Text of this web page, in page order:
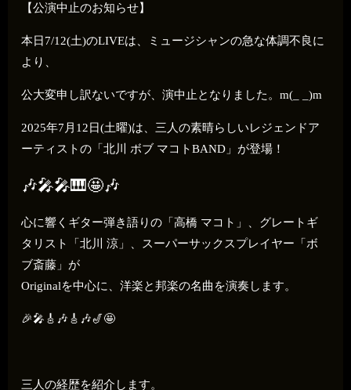
【公演中止のお知らせ】
本日7/12(土)のLIVEは、ミュージシャンの急な体調不良に
より、
公大変申し訳ないですが、演中止となりました。m(_ _)m
2025年7月12日(土曜)は、三人の素晴らしいレジェンドア
ーティストの「北川 ボブ マコトBAND」が登場！
🎶🎤🎤🎹🤩🎶
心に響くギター弾き語りの「高橋 マコト」、グレートギ
タリスト「北川 涼」、スーパーサックスプレイヤー「ボ
ブ斎藤」が
Originalを中心に、洋楽と邦楽の名曲を演奏します。
🎉🎤🎸🎶🎸🎶🎷🤩
三人の経歴を紹介します。